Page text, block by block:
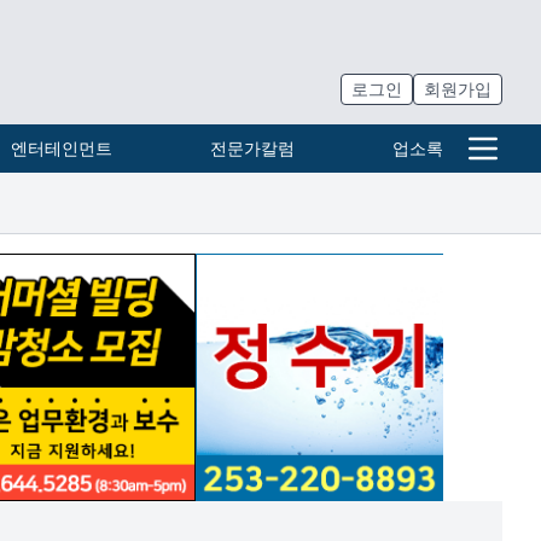
로그인 회원가입
엔터테인먼트 전문가칼럼 업소록